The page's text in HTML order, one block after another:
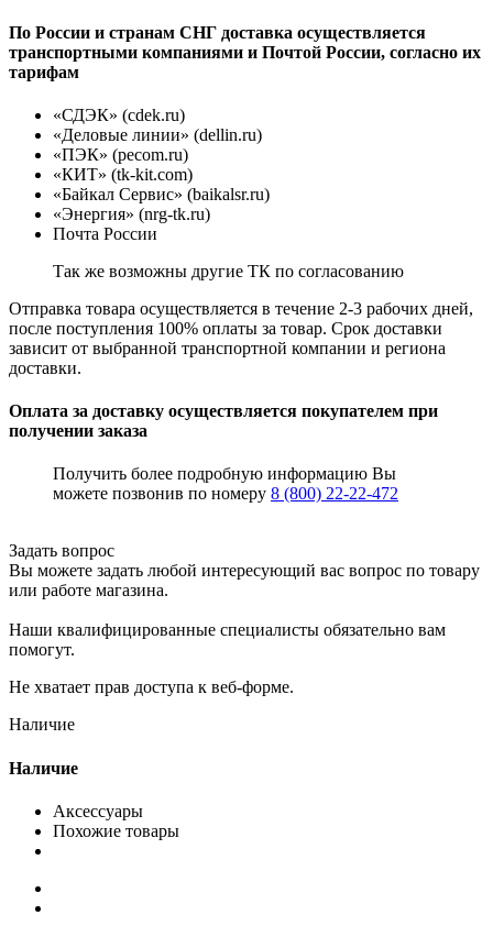
По России и странам СНГ доставка осуществляется
транспортными компаниями и Почтой России, согласно их
тарифам
«СДЭК» (cdek.ru)
«Деловые линии» (dellin.ru)
«ПЭК» (pecom.ru)
«КИТ» (tk-kit.com)
«Байкал Сервис» (baikalsr.ru)
«Энергия» (nrg-tk.ru)
Почта России
Так же возможны другие ТК по согласованию
Отправка товара осуществляется в течение 2-3 рабочих дней,
после поступления 100% оплаты за товар. Срок доставки
зависит от выбранной транспортной компании и региона
доставки.
Оплата за доставку осуществляется покупателем при
получении заказа
Получить более подробную информацию Вы
можете позвонив по номеру 8 (800) 22-22-472
Задать вопрос
Вы можете задать любой интересующий вас вопрос по товару
или работе магазина.
Наши квалифицированные специалисты обязательно вам
помогут.
Не хватает прав доступа к веб-форме.
Наличие
Наличие
Аксессуары
Похожие товары